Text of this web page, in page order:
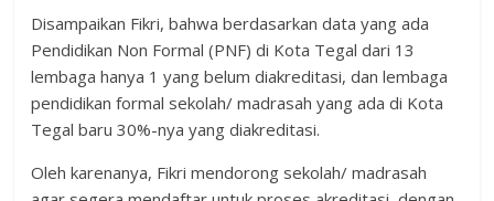
Disampaikan Fikri, bahwa berdasarkan data yang ada
Pendidikan Non Formal (PNF) di Kota Tegal dari 13
lembaga hanya 1 yang belum diakreditasi, dan lembaga
pendidikan formal sekolah/ madrasah yang ada di Kota
Tegal baru 30%-nya yang diakreditasi.
Oleh karenanya, Fikri mendorong sekolah/ madrasah